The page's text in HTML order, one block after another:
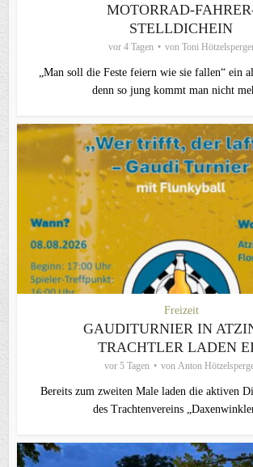
MOTORRAD-
STELLDICHEIN
vor 4 Tagen von Toni
„Man soll die Feste feiern wie sie fallen“ ein
denn so jung kommt man nicht
Freizeit
GAUDITURNIER IN
TRACHTLER LADEN
vor 5 Tagen von Anton
Bereits zum zweiten Male laden die aktiven
des Trachtenvereins